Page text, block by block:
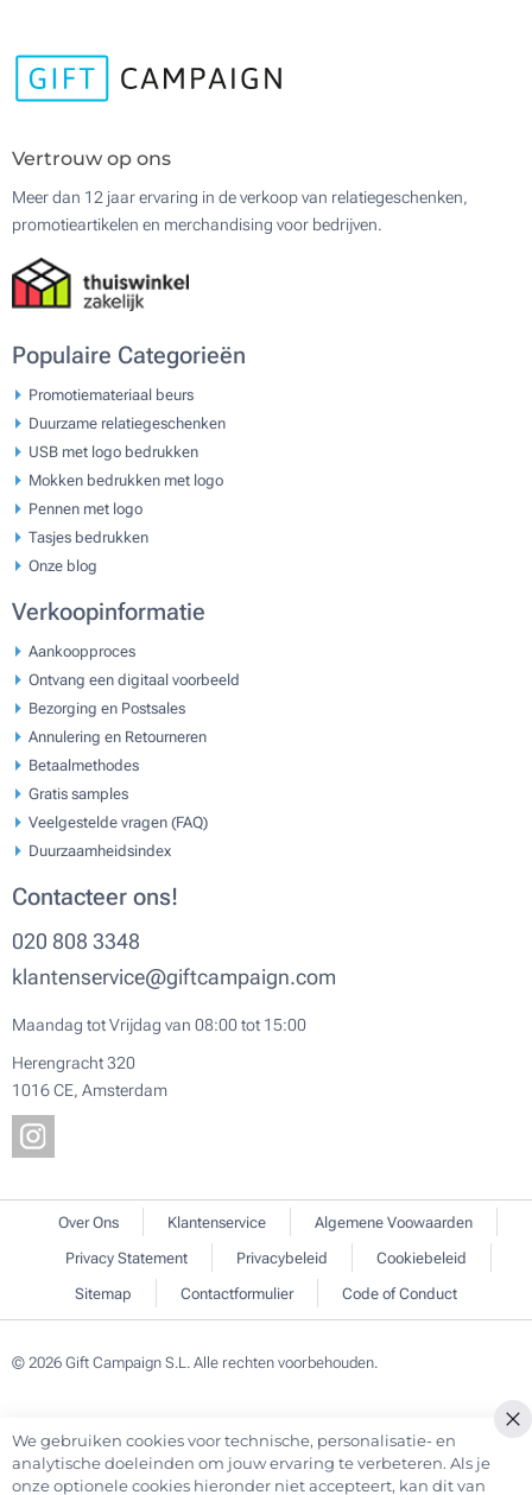
Vertrouw op ons
Meer dan 12 jaar ervaring in de verkoop van relatiegeschenken,
promotieartikelen en merchandising voor bedrijven.
Populaire Categorieën
Promotiemateriaal beurs
Duurzame relatiegeschenken
USB met logo bedrukken
Mokken bedrukken met logo
Pennen met logo
Tasjes bedrukken
Onze blog
Verkoopinformatie
Aankoopproces
Ontvang een digitaal voorbeeld
Bezorging en Postsales
Annulering en Retourneren
Betaalmethodes
Gratis samples
Veelgestelde vragen (FAQ)
Duurzaamheidsindex
Contacteer ons!
020 808 3348
klantenservice@giftcampaign.com
Maandag tot Vrijdag van 08:00 tot 15:00
Herengracht 320
1016 CE, Amsterdam
Over Ons Klantenservice
Algemene Voowaarden
Privacy Statement
Privacybeleid
Cookiebeleid
Sitemap
Contactformulier Code of Conduct
© 2026 Gift Campaign S.L. Alle rechten voorbehouden.
We gebruiken cookies voor technische, personalisatie- en
analytische doeleinden om jouw ervaring te verbeteren. Als je
onze optionele cookies hieronder niet accepteert, kan dit van